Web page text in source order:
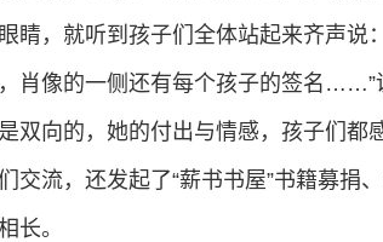
睛，就听到孩子们全体站起来齐声说
肖像的一侧还有每个孩子的签名
双向的，她的付出与情感，孩子们
交流，还发起了“薪书书屋”书籍募捐
长。